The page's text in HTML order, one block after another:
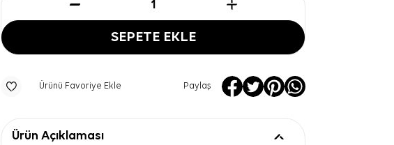
SEPETE EKLE
Ürünü Favoriye Ekle Paylaş
Ürün Açıklaması